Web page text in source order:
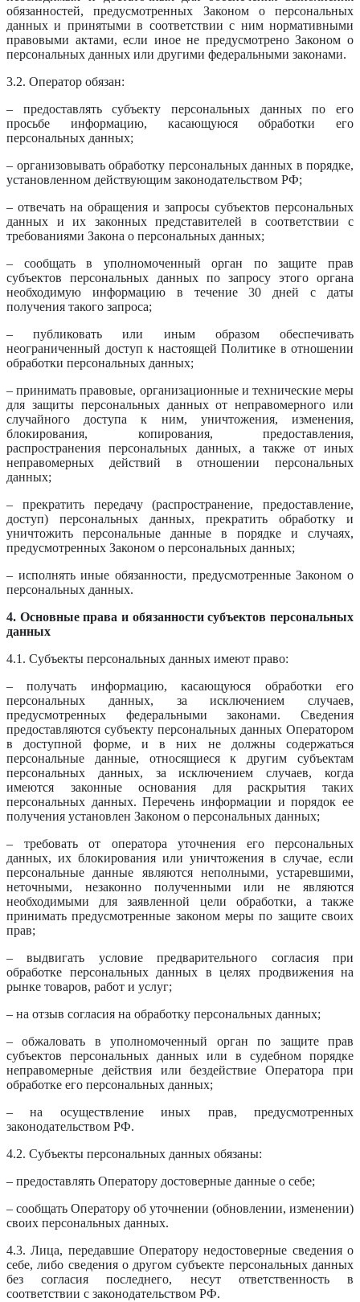
обязанностей, предусмотренных Законом о персональных
данных и принятыми в соответствии с ним нормативными
правовыми актами, если иное не предусмотрено Законом о
персональных данных или другими федеральными законами.
3.2. Оператор обязан:
– предоставлять субъекту персональных данных по его
просьбе информацию, касающуюся обработки его
персональных данных;
– организовывать обработку персональных данных в порядке,
установленном действующим законодательством РФ;
– отвечать на обращения и запросы субъектов персональных
данных и их законных представителей в соответствии с
требованиями Закона о персональных данных;
– сообщать в уполномоченный орган по защите прав
субъектов персональных данных по запросу этого органа
необходимую информацию в течение 30 дней с даты
получения такого запроса;
– публиковать или иным образом обеспечивать
неограниченный доступ к настоящей Политике в отношении
обработки персональных данных;
– принимать правовые, организационные и технические меры
для защиты персональных данных от неправомерного или
случайного доступа к ним, уничтожения, изменения,
блокирования, копирования, предоставления,
распространения персональных данных, а также от иных
неправомерных действий в отношении персональных
данных;
– прекратить передачу (распространение, предоставление,
доступ) персональных данных, прекратить обработку и
уничтожить персональные данные в порядке и случаях,
предусмотренных Законом о персональных данных;
– исполнять иные обязанности, предусмотренные Законом о
персональных данных.
4. Основные права и обязанности субъектов персональных
данных
4.1. Субъекты персональных данных имеют право:
– получать информацию, касающуюся обработки его
персональных данных, за исключением случаев,
предусмотренных федеральными законами. Сведения
предоставляются субъекту персональных данных Оператором
в доступной форме, и в них не должны содержаться
персональные данные, относящиеся к другим субъектам
персональных данных, за исключением случаев, когда
имеются законные основания для раскрытия таких
персональных данных. Перечень информации и порядок ее
получения установлен Законом о персональных данных;
– требовать от оператора уточнения его персональных
данных, их блокирования или уничтожения в случае, если
персональные данные являются неполными, устаревшими,
неточными, незаконно полученными или не являются
необходимыми для заявленной цели обработки, а также
принимать предусмотренные законом меры по защите своих
прав;
– выдвигать условие предварительного согласия при
обработке персональных данных в целях продвижения на
рынке товаров, работ и услуг;
– на отзыв согласия на обработку персональных данных;
– обжаловать в уполномоченный орган по защите прав
субъектов персональных данных или в судебном порядке
неправомерные действия или бездействие Оператора при
обработке его персональных данных;
– на осуществление иных прав, предусмотренных
законодательством РФ.
4.2. Субъекты персональных данных обязаны:
– предоставлять Оператору достоверные данные о себе;
– сообщать Оператору об уточнении (обновлении, изменении)
своих персональных данных.
4.3. Лица, передавшие Оператору недостоверные сведения о
себе, либо сведения о другом субъекте персональных данных
без согласия последнего, несут ответственность в
соответствии с законодательством РФ.